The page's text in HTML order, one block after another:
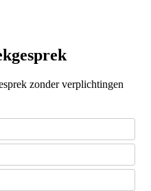
zonder verplichtingen